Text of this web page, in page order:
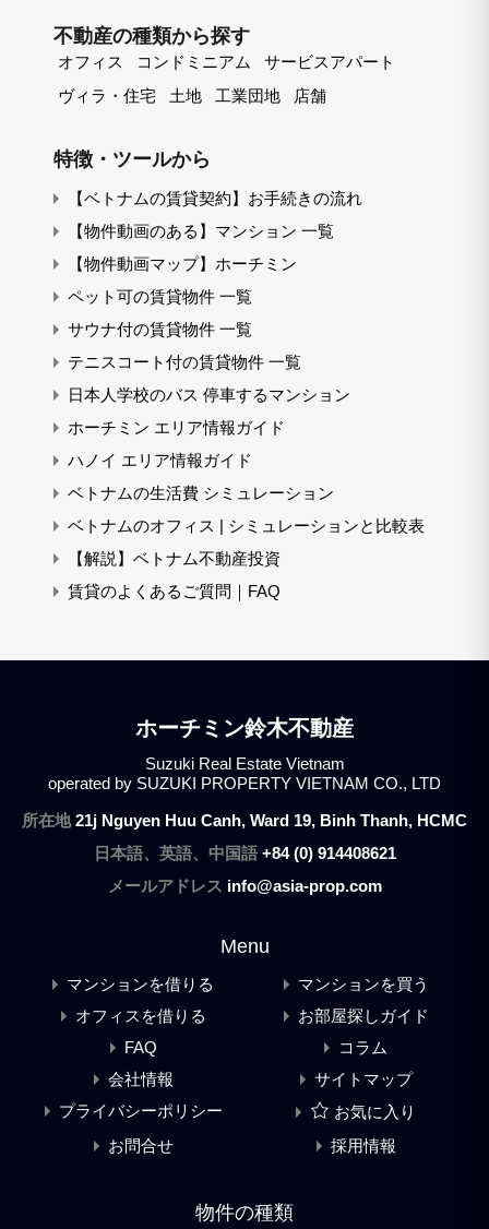
不動産の種類から探す
オフィス コンドミニアム
サービスアパート
ヴィラ・住宅
土地 工業団地 店舗
特徴・ツールから
【ベトナムの賃貸契約】お手続きの流れ
【物件動画のある】マンション 一覧
【物件動画マップ】ホーチミン
ペット可の賃貸物件 一覧
サウナ付の賃貸物件 一覧
テニスコート付の賃貸物件 一覧
日本人学校のバス 停車するマンション
ホーチミン エリア情報ガイド
ハノイ エリア情報ガイド
ベトナムの生活費 シミュレーション
ベトナムのオフィス | シミュレーションと比較表
【解説】ベトナム不動産投資
賃貸のよくあるご質問｜FAQ
ホーチミン鈴木不動産
Suzuki Real Estate Vietnam
operated by SUZUKI PROPERTY VIETNAM CO., LTD
所在地21j Nguyen Huu Canh, Ward 19, Binh Thanh, HCMC
日本語、英語、中国語 +84 (0) 914408621
メールアドレス info@asia-prop.com
Menu
マンションを借りる
マンションを買う
オフィスを借りる
お部屋探しガイド
FAQ
コラム
会社情報
サイトマップ
プライバシーポリシー
お気に入り
お問合せ
採用情報
物件の種類